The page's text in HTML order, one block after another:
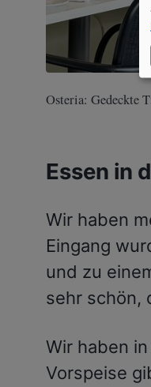
Osteria: Gedeckte
Essen in
Wir haben
Eingang
und zu
sehr schön,
Wir haben
Vorspeise